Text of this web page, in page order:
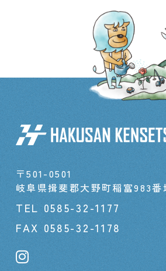
〒501-0501
岐阜県揖斐郡大野町稲富983番
TEL 0585-32-1177
FAX 0585-32-1178